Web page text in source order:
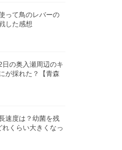
って鳥のレバーの
した感想
の奥入瀬周辺のキ
が採れた？【青森
速度は？幼菌を残
れくらい大きくなっ